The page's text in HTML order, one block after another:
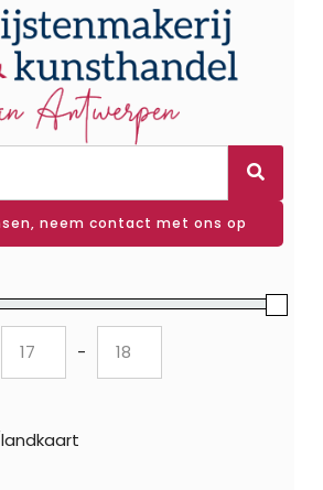
neem contact met ons op
Minimum Price
-Maximum Price